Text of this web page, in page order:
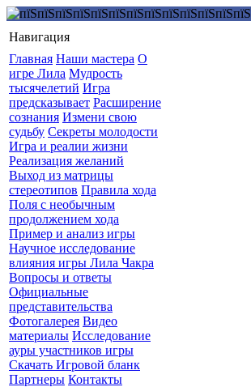
Навигация
Главная Наши мастера О
игре Лила Мудрость
тысячелетий Игра
предсказывает Расширение
сознания Измени свою
судьбу Секреты молодости
Игра и реалии жизни
Реализация желаний
Выход из матрицы
стереотипов Правила хода
Поля с необычным
продолжением хода
Пример и анализ игры
Научное исследование
влияния игры Лила Чакра
Вопросы и ответы
Официальные
представительства
Фотогалерея Видео
материалы Исследование
ауры участников игры
Скачать Игровой бланк
Партнеры Контакты